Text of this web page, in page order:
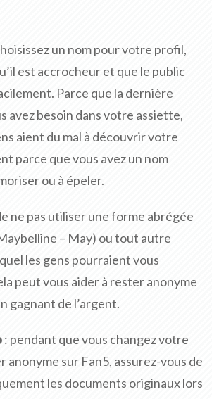
un nom pour votre profil,
est accrocheur et que le public
Parce que la dernière
avez besoin dans votre assiette,
aient du mal à découvrir votre
parce que vous avez un nom
ou à épeler.
ne pas utiliser une forme abrégée
– May) ou tout autre
les gens pourraient vous
peut vous aider à rester anonyme
gagnant de l’argent.
: pendant que vous changez votre
anonyme sur Fan5, assurez-vous de
les documents originaux lors